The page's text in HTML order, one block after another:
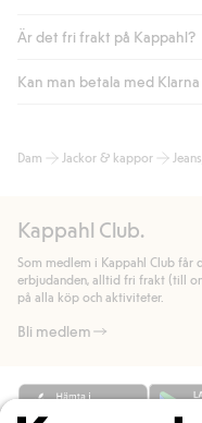
Är det fri frakt på Kappahl?
Är du medlem i Kappahl
automatik efter du
handlar för.
Läs mer
Kan man betala med
bland annat faktura och
allmänna villkor.
Läs mer
Dam Jackor & kappor
Kappahl Club.
Som medlem i Kappahl Club får
erbjudanden, alltid fri frakt (till
på alla köp och aktiviteter.
Bli medlem